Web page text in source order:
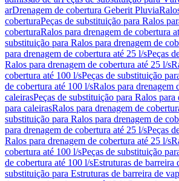
arDrenagem de cobertura Geberit Pluvia
coberturaPeças de substituição para Ralos
coberturaRalos para drenagem de cobertura
substituição para Ralos para drenagem de
para drenagem de cobertura até 25 l/sPeças
Ralos para drenagem de cobertura até 25 l/s
cobertura até 100 l/sPeças de substituição
de cobertura até 100 l/sRalos para drenagem
caleirasPeças de substituição para Ralos
para caleirasRalos para drenagem de
substituição para Ralos para drenagem de
para drenagem de cobertura até 25 l/sPeças
Ralos para drenagem de cobertura até 25 l/s
cobertura até 100 l/sPeças de substituição
de cobertura até 100 l/sEstruturas de barreira
substituição para Estruturas de barreira de